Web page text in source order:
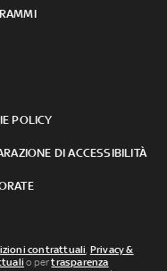
POLICY
DI ACCESSIBILITÀ
contrattuali Privacy &
o pertrasparenza